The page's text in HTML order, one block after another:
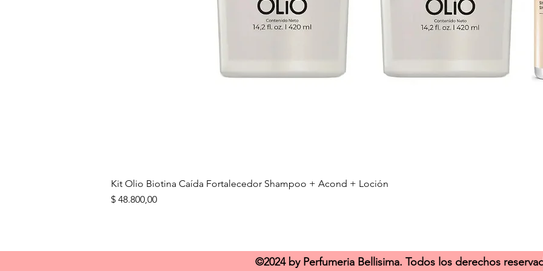
Vista rápida
Kit Olio Biotina Caída Fortalecedor Shampoo + Acond + Loción
Precio
$ 48.800,00
©2024 by Perfumeria Bellisima. Todos los derechos